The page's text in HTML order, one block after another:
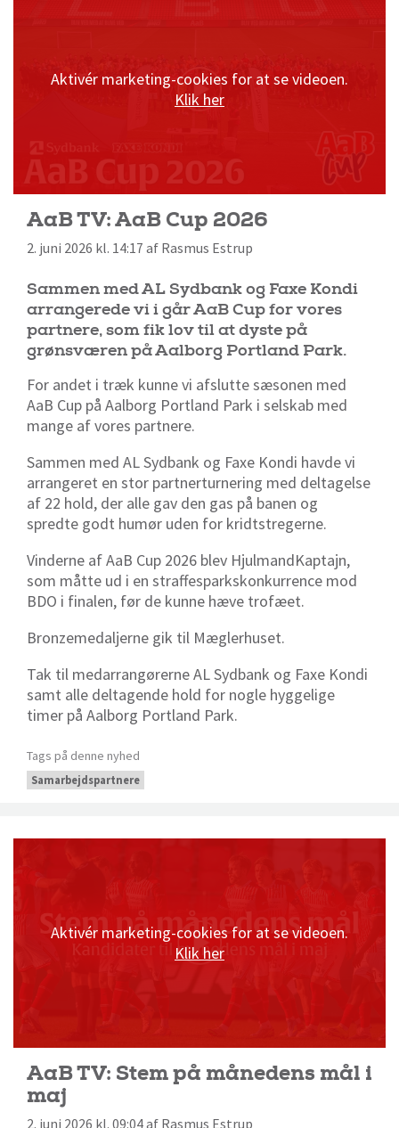
Aktivér marketing-cookies for at se videoen.
Klik her
AaB TV: AaB Cup 2026
2. juni 2026 kl. 14:17 af Rasmus Estrup
Sammen med AL Sydbank og Faxe Kondi
arrangerede vi i går AaB Cup for vores
partnere, som fik lov til at dyste på
grønsværen på Aalborg Portland Park.
For andet i træk kunne vi afslutte sæsonen med
AaB Cup på Aalborg Portland Park i selskab med
mange af vores partnere.
Sammen med AL Sydbank og Faxe Kondi havde vi
arrangeret en stor partnerturnering med deltagelse
af 22 hold, der alle gav den gas på banen og
spredte godt humør uden for kridtstregerne.
Vinderne af AaB Cup 2026 blev HjulmandKaptajn,
som måtte ud i en straffesparkskonkurrence mod
BDO i finalen, før de kunne hæve trofæet.
Bronzemedaljerne gik til Mæglerhuset.
Tak til medarrangørerne AL Sydbank og Faxe Kondi
samt alle deltagende hold for nogle hyggelige
timer på Aalborg Portland Park.
Tags på denne nyhed
Samarbejdspartnere
Aktivér marketing-cookies for at se videoen.
Klik her
AaB TV: Stem på månedens mål i
maj
2. juni 2026 kl. 09:04 af Rasmus Estrup